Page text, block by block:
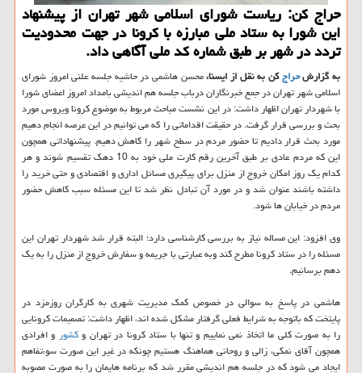
حراج كن: ریاست شورای اسلامی شهر تهران از پیشنهاد
این شورا به ستاد ملی مبارزه با كرونا در جهت محدودیت
تردد در شهر بر طبق شماره كد ملی آگاهی داد.
به گزارشحراجكن به نقل از ایسنا،محسن هاشمی در حاشیه جلسه علنی امروز شورای
اسلامی شهر تهران در جمع خبرنگاران درباب جلسه هم اندیشی بامداد امروز اعضای شورا
با شهردار تهران اظهار داشت: در این نشست مباحث مربوط به موضوع كرونا ویروس مورد
بحث و بررسی قرار گرفت. در حقیقت اقداماتی را كه می توانیم در این عرصه انجام دهیم
مورد بحث قرار دادیم تا حضور مردم در سطح شهر را كاهش دهیم. پیشنهاداتی همچون
این كه مردم عادی بر طبق آخرین رقم كارت ملی خود به 10 دهك تقسیم شوند و هر
كدام یك روز امكان خروج از منزل برای پیگیری مسائل اداری و اقتصادی و حتی خرید را
داشته باشند عنوان شد و در مورد آن تبادل نظر شد تا این مسئله سبب كاهش حضور
مردم در خیابان ها شود.
وی افزود: این مساله نیاز به بررسی كارشناسی دارد؛ البته قرار شد شهردار تهران این
مسئله را در ستاد كرونا مطرح كند وبه عبارتی با جریمه و سفارش خروج از منزل را به یك
دهم برسانیم.
هاشمی در پاسخ به سوالی در خصوص كمك مدیریت شهری به كارگران روزمزد در
پایتخت كه باتوجه به شرایط فعلی گرفتار مشكل شده اند، اظهار داشت: تصمیمات كرونایی
را به صورت كلی ما اتخاذ نمی نماییم و تنها با ستاد كرونا در تهران وكشور و افرادی
همچون آقای نمكی، زالی و روحانی هماهنگ هستیم چونكه در غیر این صورت سوءتفاهم
ایجاد می شود كه در جلسه هم اندیشی مقرر شد كه برنامه هایمان را به صورت مصوبه